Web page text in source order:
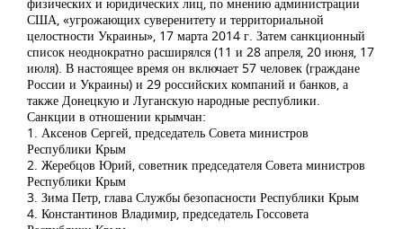
США, «угрожающих суверенитету и территориальной
целостности Украины», 17 марта 2014 г. Затем санкционный
список неоднократно расширялся (11 и 28 апреля, 20 июня, 17
июля). В настоящее время он включает 57 человек (граждане
России и Украины) и 29 российских компаний и банков, а
также Донецкую и Луганскую народные республики.
Санкции в отношении крымчан:
1. Аксенов Сергей, председатель Совета министров
Республики Крым
2. Жеребцов Юрий, советник председателя Совета министров
Республики Крым
3. Зима Петр, глава Службы безопасности Республики Крым
4. Константинов Владимир, председатель Госсовета